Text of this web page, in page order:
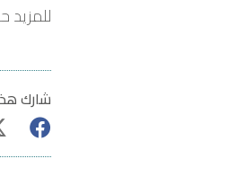
شارك